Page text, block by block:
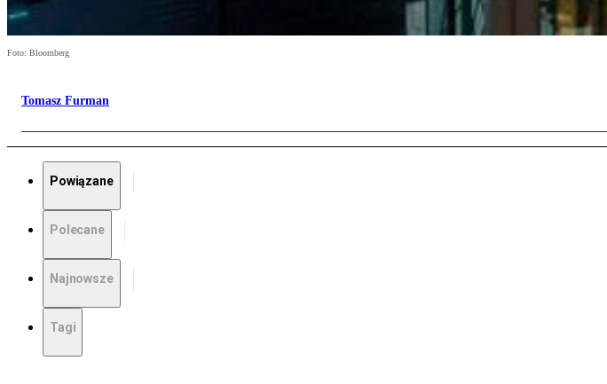
Foto: Bloomberg
Tomasz Furman
Powiązane
Polecane
Najnowsze
Tagi